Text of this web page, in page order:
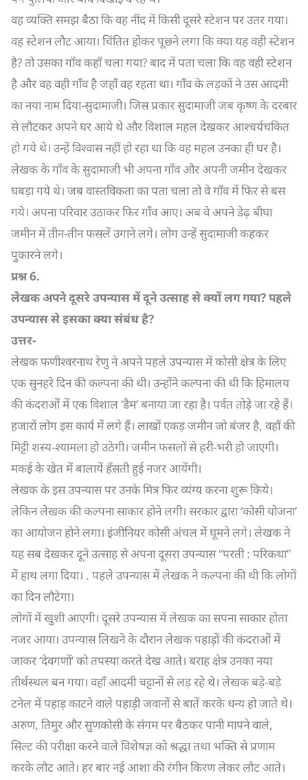
वह व्यक्ति समझ बैठा कि वह नींद में किसी दूसरे स्टेशन पर उतर गया।
वह स्टेशन लौट आया। चिंतित होकर पूछने लगा कि क्या यह वही स्टेशन
है? तो उसका गाँव कहाँ चला गया? बाद में पता चला कि वह वही स्टेशन
है और वह वही गाँव है जहाँ वह रहता था। गाँव के लड़कों ने उस आदमी
का नया नाम दिया-सुदामाजी। जिस प्रकार सुदामाजी जब कृष्ण के दरबार
से लौटकर अपने घर आये थे और विशाल महल देखकर आश्चर्यचकित
हो गये थे। उन्हें विश्वास नहीं हो रहा था कि वह महल उनका ही घर है।
लेखक के गाँव के सुदामाजी भी अपना गाँव और अपनी जमीन देखकर
घबड़ा गये थे। जब वास्तविकता का पता चला तो वे गाँव में फिर से बस
गये। अपना परिवार उठाकर फिर गाँव आए। अब वे अपने डेढ़ बीघा
जमीन में तीन-तीन फसलें उगाने लगे। लोग उन्हें सुदामाजी कहकर
पुकारने लगे।
प्रश्न6.
लेखक अपने दूसरे उपन्यास में दूने उत्साह से क्यों लग गया?पहले
उपन्यास से इसका क्या संबंध है?
उत्तर-
लेखक फणीश्वरनाथ रेणु ने अपने पहले उपन्यास में कोसी क्षेत्र के लिए
एक सुनहरे दिन की कल्पना की थी। उन्होंने कल्पना की थी कि हिमालय
की कंदराओं में एक विशाल ‘डैम’ बनाया जा रहा है। पर्वत तोड़े जा रहे हैं।
हजारों लोग इस कार्य में लगे हैं। लाखों एकड़ जमीन जो बंजर है, वहाँ की
मिट्टी शस्य-श्यामला हो उठेगी। जमीन फसलों से हरी-भरी हो जाएगी।
मकई के खेत में बालायें हँसती हुई नजर आयेंगी।
लेखक के इस उपन्यास पर उनके मित्र फिर व्यंग्य करना शुरू किये।
लेकिन लेखक की कल्पना साकार होने लगी। सरकार द्वारा ‘कोसी योजना’
का आयोजन होने लगा। इंजीनियर कोसी अंचल में घूमने लगे। लेखक ने
यह सब देखकर दूने उत्साह से अपना दूसरा उपन्यास “परती : परिकथा”
में हाथ लगा दिया। . पहले उपन्यास में लेखक ने कल्पना की थी कि लोगों
का दिन लौटेगा।
लोगों में खुशी आएगी। दूसरे उपन्यास में लेखक का सपना साकार होता
नजर आया। उपन्यास लिखने के दौरान लेखक पहाड़ों की कंदराओं में
जाकर ‘देवगणों’ को तपस्या करते देख आते। बराह क्षेत्र उनका नया
तीर्थस्थल बन गया। वहाँ आदमी चट्टानों से लड़ रहे थे। लेखक बड़े-बड़े
टनेल में पहाड़ काटने वाले पहाड़ी जवानों से बातें करके धन्य हो जाते थे।
अरुण, तिमुर और सुणकोसी के संगम पर बैठकर पानी मापने वाले,
सिल्ट की परीक्षा करने वाले विशेषज्ञ को श्रद्धा तथा भक्ति से प्रणाम
करके लौट आते। हर बार नई आशा की रंगीन किरण लेकर लौट आते।